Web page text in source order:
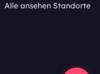
Alle ansehen Standorte